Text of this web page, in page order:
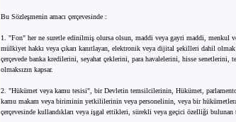
Bu Sözleşmenin amacı çerçevesinde :
1. "Fon" her ne suretle edinilmiş olursa olsun, maddi veya gayri maddi, menkul
mülkiyet hakkı veya çıkarı kanıtlayan, elektronik veya dijital şekilleri dahil
çerçevede banka kredilerini, seyahat çeklerini, para havalelerini, hisse senetlerini,
olmaksızın kapsar.
2. "Hükümet veya kamu tesisi", bir Devletin temsilcilerinin, Hükümet,
kamu makam veya biriminin yetkililerinin veya personelinin, veya bir
çerçevesinde kullandıkları veya işgal ettikleri, sürekli veya geçici özelliği bulunan